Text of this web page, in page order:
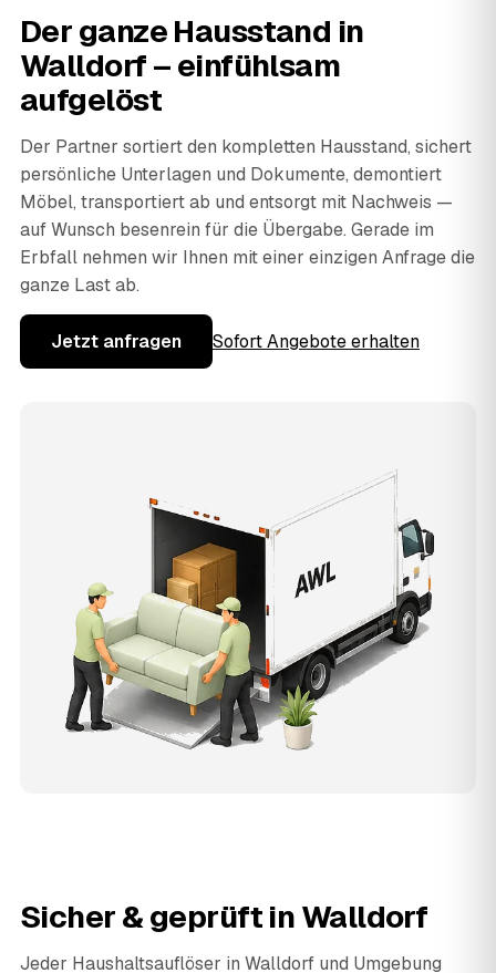
Der ganze Hausstand in
Walldorf – einfühlsam
aufgelöst
Der Partner sortiert den kompletten Hausstand, sichert
persönliche Unterlagen und Dokumente, demontiert
Möbel, transportiert ab und entsorgt mit Nachweis —
auf Wunsch besenrein für die Übergabe. Gerade im
Erbfall nehmen wir Ihnen mit einer einzigen Anfrage die
ganze Last ab.
Jetzt anfragen Sofort Angebote erhalten
Sicher & geprüft in Walldorf
Jeder Haushaltsauflöser in Walldorf und Umgebung